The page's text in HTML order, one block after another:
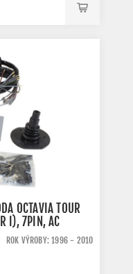
OCTAVIA TOUR
I), 7PIN, AC
ROK VÝROBY: 1996 - 2010